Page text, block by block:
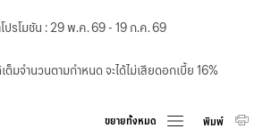
โปรโมชัน : 29 พ.ค. 69 - 19 ก.ค. 69
เต็มจำนวนตามกำหนด จะได้ไม่เสียดอกเบี้ย 16%
ขยายทั้งหมด พิมพ์